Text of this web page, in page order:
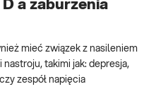
a zaburzenia
mieć związek z nasileniem
takimi jak: depresja,
zespół napięcia